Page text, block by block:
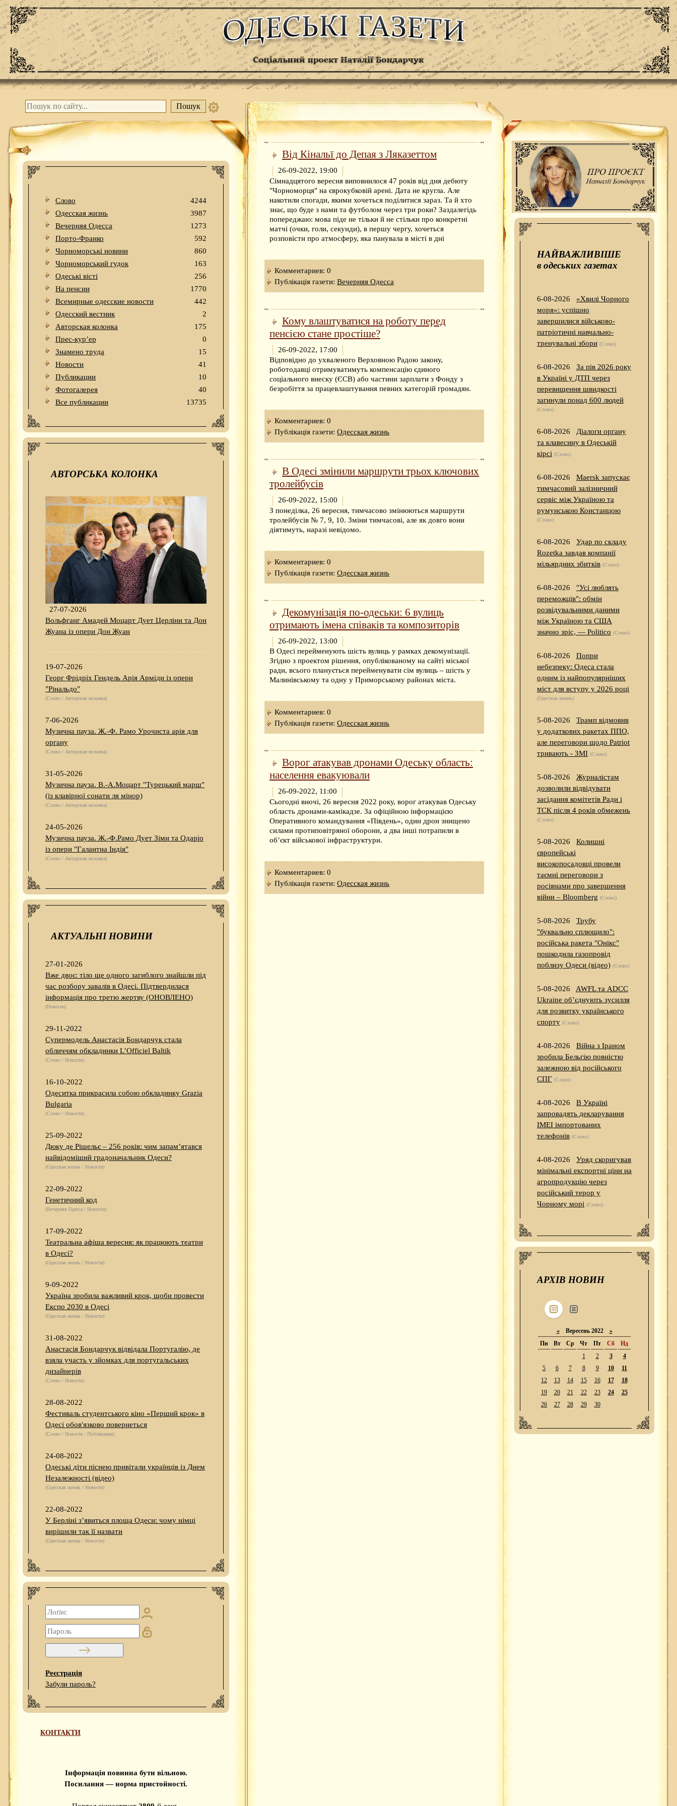
Слово
4244
Одесская жизнь
3987
Вечерняя Одесса
1273
Порто-Франко
592
Чорноморські новини
860
Чорноморський гудок
163
Одеськi вiстi
256
На пенсии
1770
Всемирные одесские новости
442
Одесский вестник
2
Авторская колонка
175
Прес-кур’ер
0
Знамено труда
15
Новости
41
Публикации
10
Фотогалерея
40
Все публикации
13735
АВТОРСЬКА КОЛОНКА
27-07-2026
Вольфганг Амадей Моцарт Дует Церліни та Дон
Жуана із опери Дон Жуан
19-07-2026
Георг Фрідріх Гендель Арія Арміди із опери
"Рінальдо"
(Слово / Авторская колонка)
7-06-2026
Музична пауза. Ж.-Ф. Рамо Урочиста арія для
органу
(Слово / Авторская колонка)
31-05-2026
Музична пауза. В.-А.Моцарт "Турецький марш"
(із клавірної сонати ля мінор)
(Слово / Авторская колонка)
24-05-2026
Музична пауза. Ж.-Ф.Рамо Дует Зіми та Одаріо
із опери "Галантна Індія"
(Слово / Авторская колонка)
АКТУАЛЬНІ НОВИНИ
27-01-2026
Вже двоє: тіло ще одного загиблого знайшли під
час розбору завалів в Одесі. Підтвердилася
інформація про третю жертву (ОНОВЛЕНО)
(Новости)
29-11-2022
Супермодель Анастасія Бондарчук стала
обличчям обкладинки L’Officiel Baltik
(Слово / Новости)
16-10-2022
Одеситка прикрасила собою обкладинку Grazia
Bulgaria
(Слово / Новости)
25-09-2022
Дюку де Рішельє – 256 років: чим запам’ятався
найвідоміший градоначальник Одеси?
(Одесская жизнь / Новости)
22-09-2022
Генетичний код
(Вечерняя Одесса / Новости)
17-09-2022
Театральна афіша вересня: як працюють театри
в Одесі?
(Одесская жизнь / Новости)
9-09-2022
Україна зробила важливий крок, щоби провести
Експо 2030 в Одесі
(Одесская жизнь / Новости)
31-08-2022
Анастасія Бондарчук відвідала Португалію, де
взяла участь у зйомках для португальських
дизайнерів
(Слово / Новости)
28-08-2022
Фестиваль студентського кіно «Перший крок» в
Одесі обов'язково повернеться
(Слово / Новости / Публикации)
24-08-2022
Одеські діти піснею привітали українців із Днем
Незалежності (відео)
(Одесская жизнь / Новости)
22-08-2022
У Берліні з’явиться площа Одеси: чому німці
вирішили так її назвати
(Одесская жизнь / Новости)
Реєстрація
Забули пароль?
КОНТАКТИ
Інформація повинна бути вільною.
Посилання — норма пристойності.
Від Кінальї до Депая з Ляказеттом
26-09-2022, 19:00
Сімнадцятого вересня виповнилося 47 років від дня дебюту
"Чорноморця" на єврокубковій арені. Дата не кругла. Але
накотили спогади, якими хочеться поділитися зараз. Та й хто
знає, що буде з нами та футболом через три роки? Заздалегідь
попереджаю: мова піде не тільки й не стільки про конкретні
матчі (очки, голи, секунди), в першу чергу, хочеться
розповісти про атмосферу, яка панувала в місті в дні
Комментариев: 0
Публікація газети: Вечерняя Одесса
Кому влаштуватися на роботу перед
пенсією стане простіше?
26-09-2022, 17:00
Відповідно до ухваленого Верховною Радою закону,
роботодавці отримуватимуть компенсацію єдиного
соціального внеску (ЄСВ) або частини зарплати з Фонду з
безробіття за працевлаштування певних категорій громадян.
Комментариев: 0
Публікація газети: Одесская жизнь
В Одесі змінили маршрути трьох ключових
тролейбусів
26-09-2022, 15:00
З понеділка, 26 вересня, тимчасово змінюються маршрути
тролейбусів № 7, 9, 10. Зміни тимчасові, але як довго вони
діятимуть, наразі невідомо.
Комментариев: 0
Публікація газети: Одесская жизнь
Декомунізація по-одеськи: 6 вулиць
отримають імена співаків та композиторів
26-09-2022, 13:00
В Одесі перейменують шість вулиць у рамках декомунізації.
Згідно з проектом рішення, опублікованому на сайті міської
ради, всього планується перейменувати сім вулиць – шість у
Малинівському та одну у Приморському районах міста.
Комментариев: 0
Публікація газети: Одесская жизнь
Ворог атакував дронами Одеську область:
населення евакуювали
26-09-2022, 11:00
Сьогодні вночі, 26 вересня 2022 року, ворог атакував Одеську
область дронами-камікадзе. За офіційною інформацією
Оперативного командування «Південь», один дрон знищено
силами протиповітряної оборони, а два інші потрапили в
об’єкт військової інфраструктури.
Комментариев: 0
Публікація газети: Одесская жизнь
НАЙВАЖЛИВІШЕ
в одеських газетах
6-08-2026
«Хвилі Чорного
моря»: успішно
завершилися військово-
патріотичні навчально-
тренувальні збори (Слово)
6-08-2026
За пів 2026 року
в Україні у ДТП через
перевищення швидкості
загинули понад 600 людей
(Слово)
6-08-2026
Діалоги органу
та клавесину в Одеській
кірсі (Слово)
6-08-2026
Maersk запускає
тимчасовий залізничний
сервіс між Україною та
румунською Констанцою
(Слово)
6-08-2026
Удар по складу
Rozetka завдав компанії
мільярдних збитків (Слово)
6-08-2026
"Усі люблять
переможців": обмін
розвідувальними даними
між Україною та США
значно зріс, — Politico (Слово)
6-08-2026
Попри
небезпеку: Одеса стала
одним із найпопулярніших
міст для вступу у 2026 році
(Одесская жизнь)
5-08-2026
Трамп відмовив
у додаткових ракетах ППО,
але переговори щодо Patriot
тривають - ЗМІ (Слово)
5-08-2026
Журналістам
дозволили відвідувати
засідання комітетів Ради і
ТСК після 4 років обмежень
(Слово)
5-08-2026
Колишні
європейські
високопосадовці провели
таємні переговори з
росіянами про завершення
війни – Bloomberg (Слово)
5-08-2026
Трубу
"буквально сплющило":
російська ракета "Онікс"
пошкодила газопровід
поблизу Одеси (відео) (Слово)
5-08-2026
AWFL та ADCC
Ukraine об’єднують зусилля
для розвитку українського
спорту (Слово)
4-08-2026
Війна з Іраном
зробила Бельгію повністю
залежною від російського
СПГ (Слово)
4-08-2026
В Україні
запровадять декларування
IMEI імпортованих
телефонів (Слово)
4-08-2026
Уряд скоригував
мінімальні експортні ціни на
агропродукцію через
російський терор у
Чорному морі (Слово)
АРХІВ НОВИН
«Вересень 2022 »
Пн
Вт Ср Чт Пт Сб
Нд
1
2 3
4
5
6 7 8 9 10
11
12
13 14 15 16 17
18
19
20 21 22 23 24
25
26
27 28 29 30